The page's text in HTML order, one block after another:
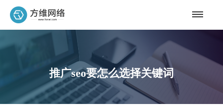
推广seo要怎么选择关键词